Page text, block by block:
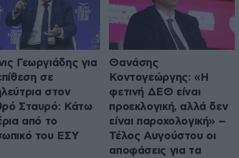
Γεωργιάδης για
σε
στον
Σταυρό: Κάτω
από το
του ΕΣΥ
Θανάσης
Κοντογεώργης: «Η
φετινή ΔΕΘ είναι
προεκλογική, αλλά δεν
είναι παροχολογική» –
Τέλος Αυγούστου οι
αποφάσεις για τα